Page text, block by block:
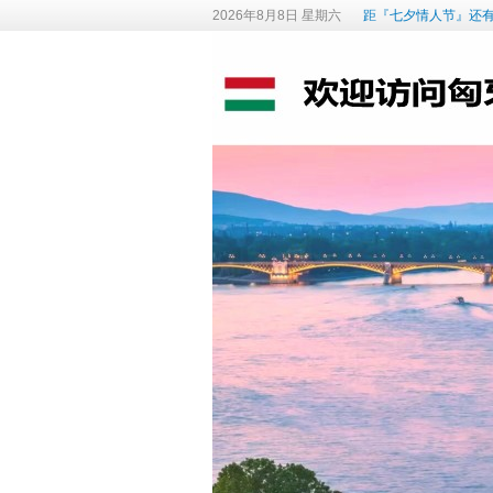
2026年8月8日 星期六 距『七夕情人节』还